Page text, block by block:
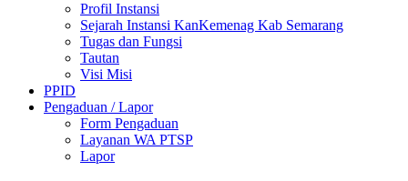
Profil Instansi
Sejarah Instansi KanKemenag Kab Semarang
Tugas dan Fungsi
Tautan
Visi Misi
PPID
Pengaduan / Lapor
Form Pengaduan
Layanan WA PTSP
Lapor